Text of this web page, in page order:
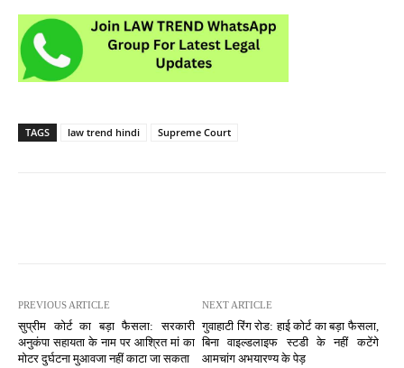
TAGS law trend hindi Supreme Court
PREVIOUS ARTICLE
सुप्रीम कोर्ट का बड़ा फैसला: सरकारी
अनुकंपा सहायता के नाम पर आश्रित मां का
मोटर दुर्घटना मुआवजा नहीं काटा जा सकता
NEXT ARTICLE
गुवाहाटी रिंग रोड: हाई कोर्ट का बड़ा फैसला,
बिना वाइल्डलाइफ स्टडी के नहीं कटेंगे
आमचांग अभयारण्य के पेड़